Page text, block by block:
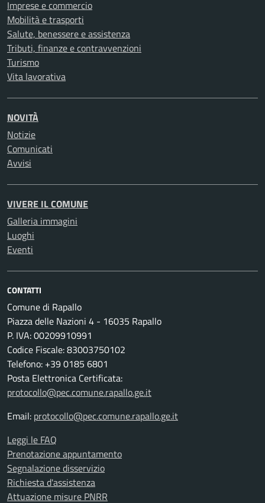
Imprese e commercio
Mobilità e trasporti
Salute, benessere e assistenza
Tributi, finanze e contravvenzioni
Turismo
Vita lavorativa
NOVITÀ
Notizie
Comunicati
Avvisi
VIVERE IL COMUNE
Galleria immagini
Luoghi
Eventi
CONTATTI
Comune di Rapallo
Piazza delle Nazioni 4 - 16035 Rapallo
P. IVA: 00209910991
Codice Fiscale: 83003750102
Telefono: +39 0185 6801
Posta Elettronica Certificata:
protocollo@pec.comune.rapallo.ge.it
Email: protocollo@pec.comune.rapallo.ge.it
Leggi le FAQ
Prenotazione appuntamento
Segnalazione disservizio
Richiesta d'assistenza
Attuazione misure PNRR